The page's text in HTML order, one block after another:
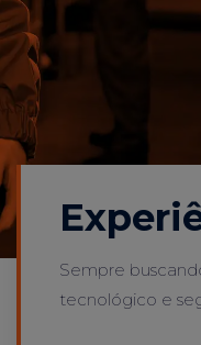
Sempre
tecnológico e